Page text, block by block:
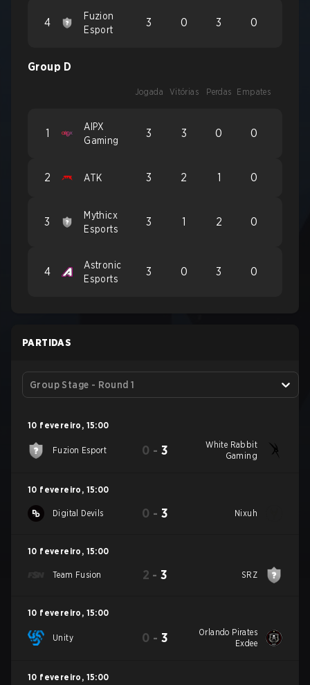
4
Fuzion
Esport
3 0 3 0
Group D
Jogada Vitórias Perdas Empates
1
AIPX
Gaming
3 3 0 0
2 ATK 3 2 1 0
3
Mythicx
Esports
3 1 2 0
4
Astronic
Esports
3 0 3 0
PARTIDAS
Group Stage - Round 1
10 fevereiro , 15:00
Fuzion Esport 0 - 3
White Rabbit
Gaming
10 fevereiro , 15:00
Digital Devils 0 - 3 Nixuh
10 fevereiro , 15:00
Team Fusion 2 -3 SRZ
10 fevereiro , 15:00
Unity 0 - 3
Orlando Pirates
Exdee
10 fevereiro , 15:00